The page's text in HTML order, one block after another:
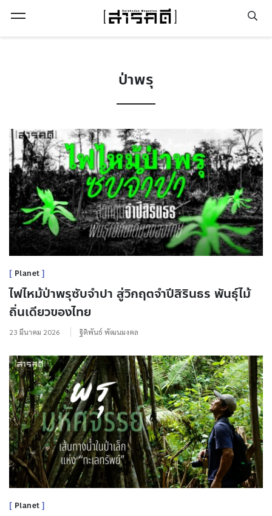
ป่าพรุ
Planet
ไฟไหม้ป่าพรุซับจำปา สู่วิกฤตจำปีสิรินธร พันธุ์ไม้
ถิ่นเดียวของไทย
23 มีนาคม 2026 ฐิติพันธ์ พัฒนมงคล
Planet